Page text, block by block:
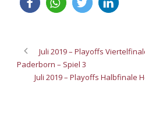
Juli 2019 – Playoffs
Paderborn – Spiel 3
Juli 2019 – Playoffs Halbfinale